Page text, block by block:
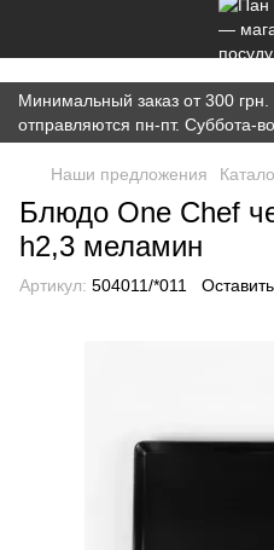
Минимальный заказ от 300 грн.
отправляются пн-пт. Суббота-
Наши предложения
Блюдо One Chef
h2,3 меламин
Артикул: 504011/*011